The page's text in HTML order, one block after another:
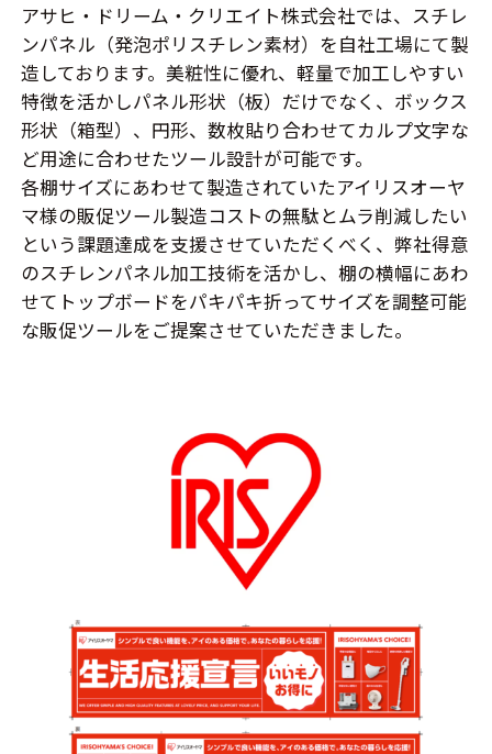
アサヒ・ドリーム・クリエイト株式会社では、スチレ
ンパネル（発泡ポリスチレン素材）を自社工場にて製
造しております。美粧性に優れ、軽量で加工しやすい
特徴を活かしパネル形状（板）だけでなく、ボックス
形状（箱型）、円形、数枚貼り合わせてカルプ文字な
ど用途に合わせたツール設計が可能です。
各棚サイズにあわせて製造されていたアイリスオーヤ
マ様の販促ツール製造コストの無駄とムラ削減したい
という課題達成を支援させていただくべく、弊社得意
のスチレンパネル加工技術を活かし、棚の横幅にあわ
せてトップボードをパキパキ折ってサイズを調整可能
な販促ツールをご提案させていただきました。